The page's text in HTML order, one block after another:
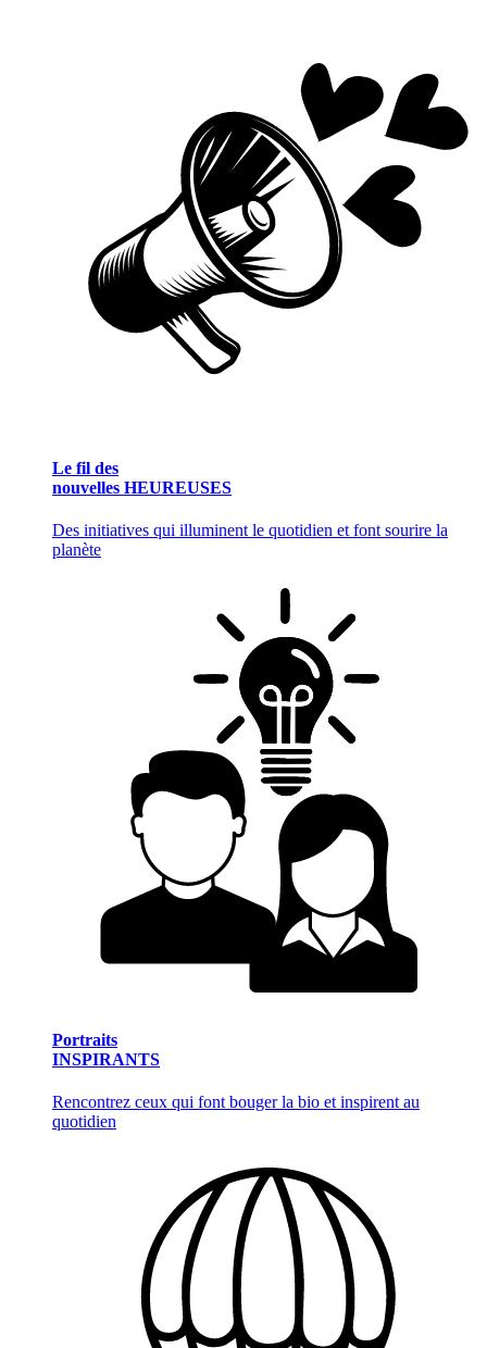
Le fil des
nouvelles HEUREUSES
Des initiatives qui illuminent le quotidien et font sourire la
planète
Portraits
INSPIRANTS
Rencontrez ceux qui font bouger la bio et inspirent au
quotidien